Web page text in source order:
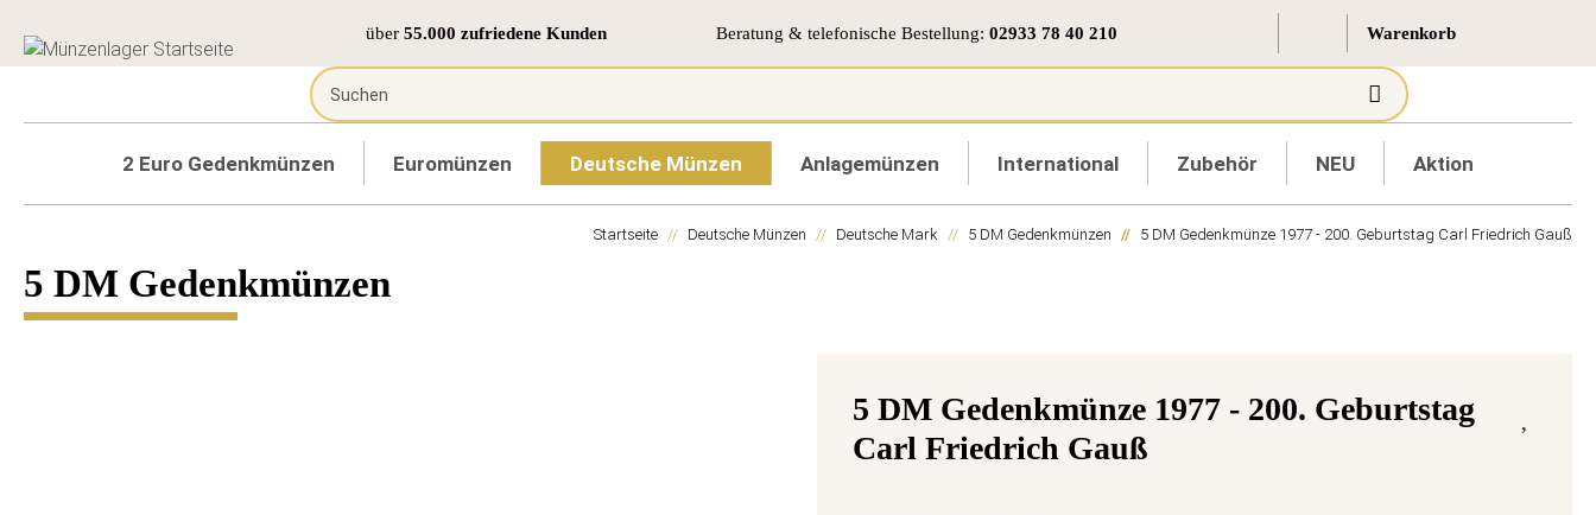
über 55.000 zufriedene Kunden Beratung & telefonische Bestellung: 02933 78 40 210
2 Euro Gedenkmünzen Euromünzen Deutsche Münzen Anlagemünzen International Zubehör NEU Aktion
Startseite Deutsche Münzen Deutsche Mark 5 DM Gedenkmünzen 5 DM Gedenkmünze 1977 - 200. Geburtstag Carl Friedrich Gauß
5 DM Gedenkmünzen
5 DM Gedenkmünze 1977 - 200. Geburtstag
Carl Friedrich Gauß